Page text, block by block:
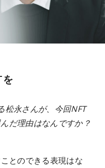
松永さんが、今回NFT
だ理由はなんですか？
とのできる表現はな